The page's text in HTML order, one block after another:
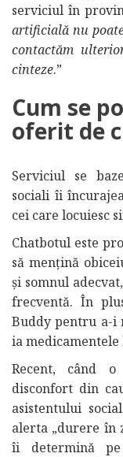
serviciul în
artificială nu
contactăm
cinteze.”
Cum se
oferit de
Serviciul se
sociali îi
cei care locuiesc
Chatbotul este
să mențină
și somnul
frecventă. În
Buddy pentru a-i
ia medicamentele
Recent, când
disconfort din
asistentului
alerta „durere în
îi determină pe